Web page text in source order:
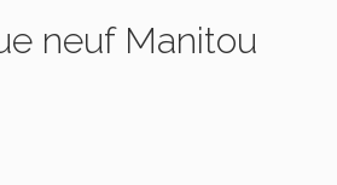
neuf Manitou